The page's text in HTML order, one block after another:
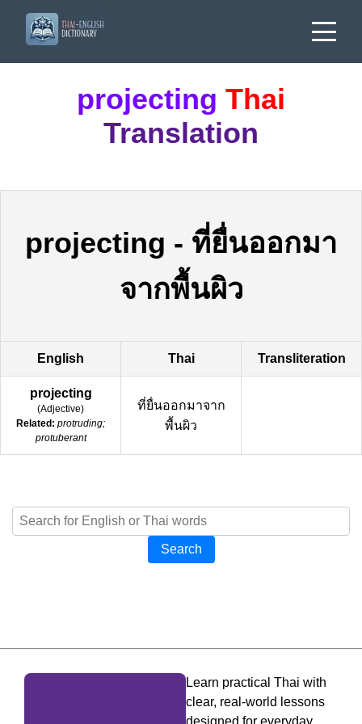
projecting Thai
Translation
projecting - ที่ยื่นออกมา
จากพื้นผิว
English Thai Transliteration
projecting
(Adjective)
Related: protruding;
protuberant
ที่ยื่นออกมาจาก
พื้นผิว
Search
Learn practical Thai with
clear, real-world lessons
designed for everyday